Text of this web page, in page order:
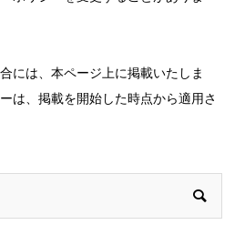
には、本ページ上に掲載いたしま
は、掲載を開始した時点から適用さ